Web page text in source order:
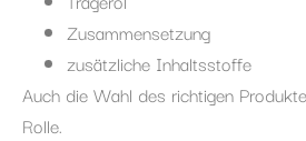
Zusammensetzung
zusätzliche Inhaltsstoffe
Auch die Wahl des richtigen
Rolle.